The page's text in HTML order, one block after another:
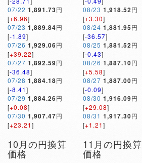
07/22 1,891.73円
[+6.96]
07/23 1,889.84円
[-1.89]
07/26 1,929.06円
[+39.22]
07/27 1,892.59円
[-36.48]
07/28 1,884.18円
[-8.41]
07/29 1,884.26円
[+0.08]
07/30 1,907.47円
[+23.21]
08/23 1,918.52円
[+3.30]
08/24 1,881.95円
[-36.57]
08/25 1,881.52円
[-0.43]
08/26 1,887.10円
[+5.58]
08/27 1,887.00円
[-0.09]
08/30 1,916.09円
[+29.08]
08/31 1,917.30円
[+1.21]
10月の円換算
価格
11月の円換算
価格